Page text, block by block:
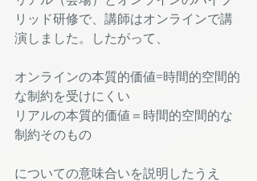
リッド研修で、講師はオンラインで講
演しました。したがって、
オンラインの本質的価値=時間的空間的
な制約を受けにくい
リアルの本質的価値＝時間的空間的な
制約そのもの
についての意味合いを説明したうえ